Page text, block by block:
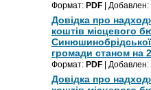
Формат: PDF | Добавлен:
Довідка про
коштів місцевого
Синюшинобрідської
громади станом на
Формат: PDF | Добавлен:
Довідка про